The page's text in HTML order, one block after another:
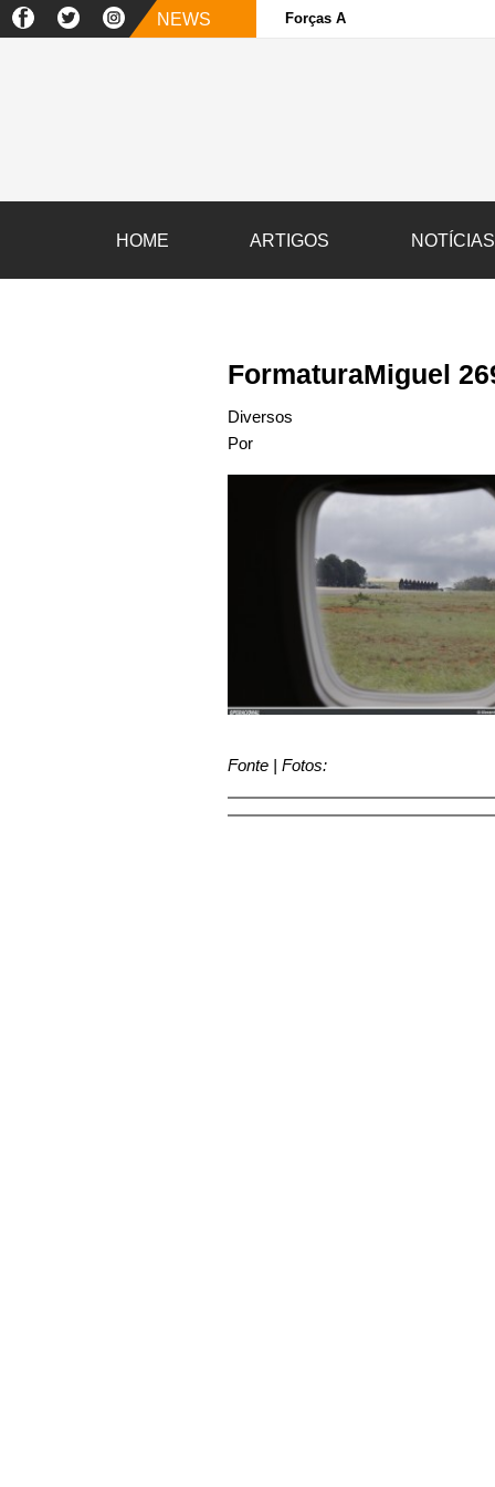
NEWS Forças Armadas e sociedade
HOME ARTIGOS NOTÍCIAS
FormaturaMiguel
Diversos
Por
Fonte | Fotos: